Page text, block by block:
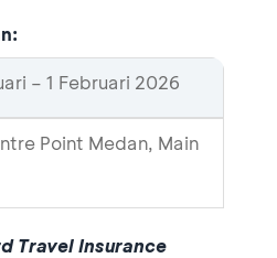
– 1 Februari 2026
Point Medan, Main
Travel Insurance